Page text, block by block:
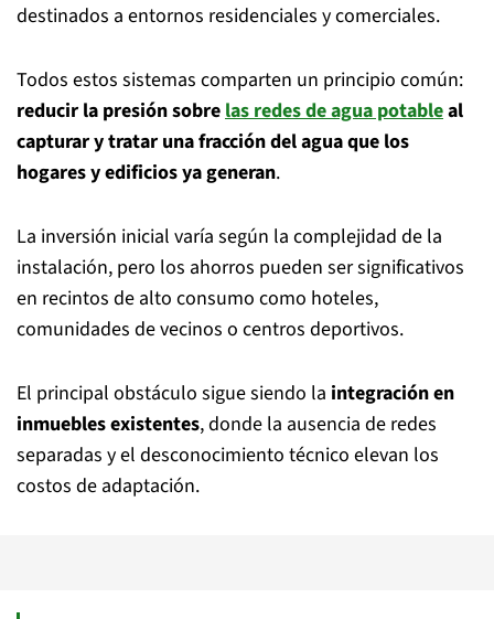
destinados a entornos residenciales y comerciales.
Todos estos sistemas comparten un principio común:
reducir la presión sobre las redes de agua potableal
capturar y tratar una fracción del agua que los
hogares y edificios ya generan.
La inversión inicial varía según la complejidad de la
instalación, pero los ahorros pueden ser significativos
en recintos de alto consumo como hoteles,
comunidades de vecinos o centros deportivos.
El principal obstáculo sigue siendo la integración en
inmuebles existentes, donde la ausencia de redes
separadas y el desconocimiento técnico elevan los
costos de adaptación.